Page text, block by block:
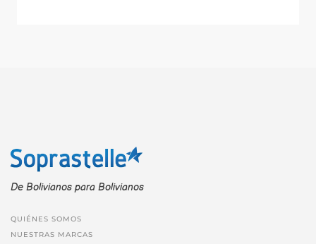
De Bolivianos para Bolivianos
QUIÉNES SOMOS
NUESTRAS MARCAS